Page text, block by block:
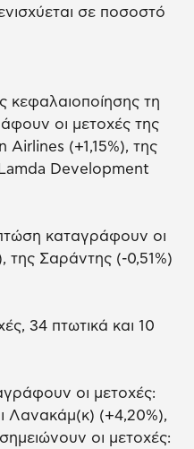
σε ποσοστό
κεφαλαιοποίησης τη
οι μετοχές της
Airlines (+1,15%), της
Development
καταγράφουν οι
της Σαράντης (-0,51%)
34 πτωτικά και 10
οι μετοχές:
Λανακάμ(κ) (+4,20%),
οι μετοχές: